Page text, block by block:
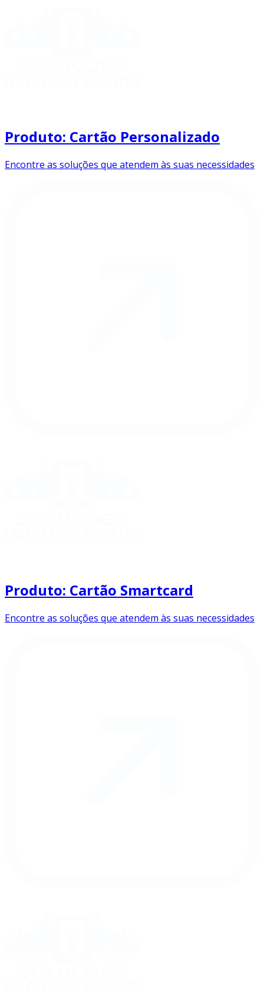
Produto: Cartão Personalizado
Encontre as soluções que atendem às suas necessidades
Produto: Cartão Smartcard
Encontre as soluções que atendem às suas necessidades